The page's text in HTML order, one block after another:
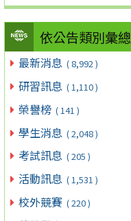
依公告類別彙總
最新消息 ( 8,992 )
研習訊息 ( 1,110 )
榮譽榜 ( 141 )
學生消息 ( 2,048 )
考試訊息 ( 205 )
活動訊息 ( 1,531 )
校外競賽 ( 220 )